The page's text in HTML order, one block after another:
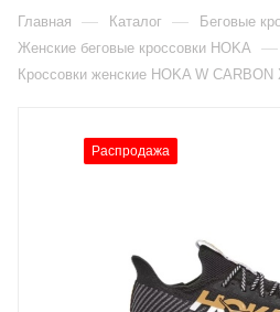
Главная — Каталог — Беговые
Женские беговые кроссовки HOKA —
Кроссовки женские HOKA W
Распродажа